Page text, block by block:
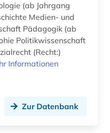
(ab Jahrgang
Medien- und
Pädagogik (ab
Politikwissenschaft
(Recht:)
Informationen
Zur Datenbank